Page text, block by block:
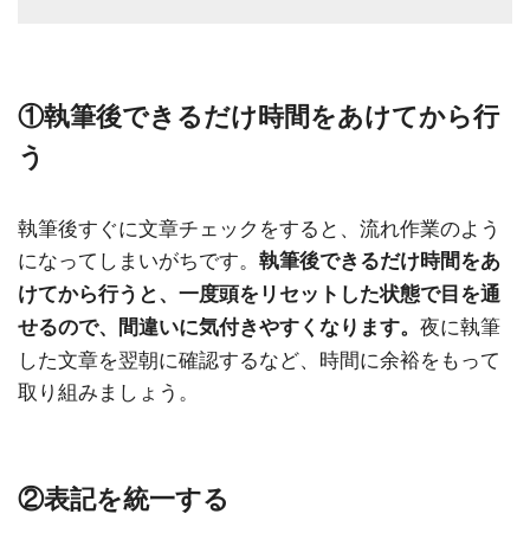
①執筆後できるだけ時間をあけてから行
う
執筆後すぐに文章チェックをすると、流れ作業のよう
になってしまいがちです。 執筆後できるだけ時間をあ
けてから行うと、一度頭をリセットした状態で目を通
せるので、間違いに気付きやすくなります。 夜に執筆
した文章を翌朝に確認するなど、時間に余裕をもって
取り組みましょう。
②表記を統一する